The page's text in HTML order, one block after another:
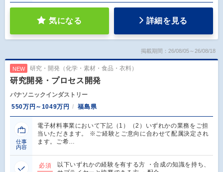
気になる 詳細を見る
掲載期間：26/08/05～26/08/18
NEW 研究・開発（化学・素材・食品・衣料）
研究開発・プロセス開発
パナソニックインダストリー
550万円～1049万円
福島県
仕事
内容
電子材料事業において下記（1）（2）いずれかの業務をご担
当いただきます。 ※ご経験とご意向に合わせて配属決定され
ます。ご希…
必須
以下いずれかの経験を有する方 ・合成の知識を持ち、